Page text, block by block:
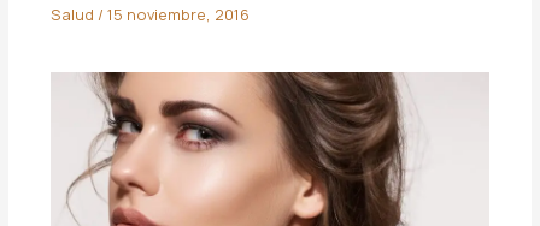
Salud / 15 noviembre, 2016